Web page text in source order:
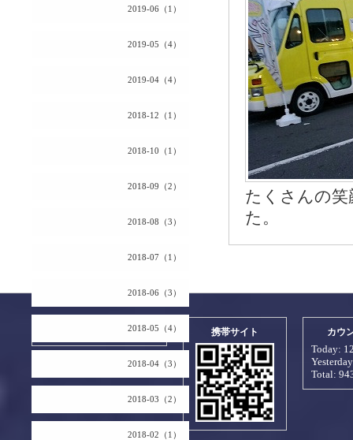
2019-06（1）
2019-05（4）
2019-04（4）
2018-12（1）
2018-10（1）
2018-09（2）
2018-08（3）
2018-07（1）
2018-06（3）
2018-05（4）
2018-04（3）
2018-03（2）
2018-02（1）
たくさんの
た。
2026.08.09 Sunday 携帯サイト カウ
Today:
Total: